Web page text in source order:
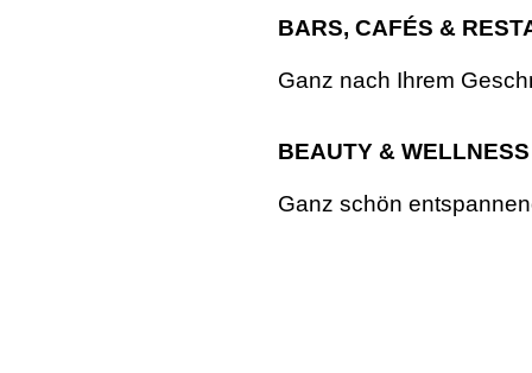
BARS, CAFÉS &
Ganz nach Ihrem
BEAUTY & WELLNESS
Ganz schön